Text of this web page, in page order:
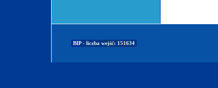
BIP - liczba wejść: 151634